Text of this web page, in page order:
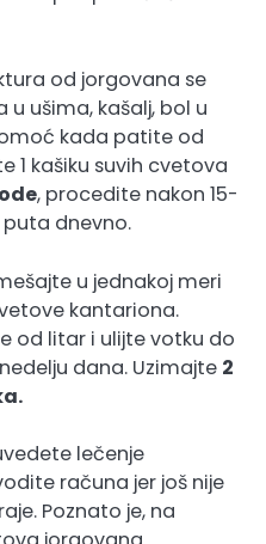
od jorgovana se
ušima, kašalj, bol u
kada patite od
1 kašiku suvih cvetova
, procedite nakon 15-
dnevno.
u jednakoj meri
kantariona.
od litar i ulijte votku do
dana. Uzimajte 2
lečenje
računa jer još nije
Poznato je, na